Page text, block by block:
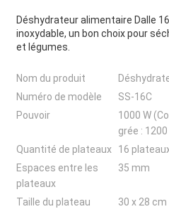
Déshydrateur alimentaire Dalle
inoxydable, un bon choix pour
et légumes.
Nom du produit
Numéro de modèle
SS-16C
Pouvoir
1000 W
grée :
Quantité de plateaux
16
Espaces entre les
plateaux
35 mm
Taille du plateau
30 x 28 cm